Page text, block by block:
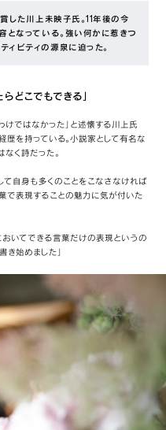
した川上未映子氏。11年後の今
となっている。強い何かに惹きつ
ィビティの源泉に迫った。
どこでもできる」
けではなかった」と述懐する川上氏
を持っている。小説家として有名な
く詩だった。
て自身も多くのことをこなさなければ
で表現することの魅力に気が付いた
おいてできる言葉だけの表現というの
き始めました」